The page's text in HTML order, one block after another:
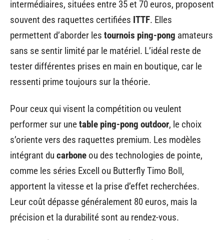
intermédiaires, situées entre 35 et 70 euros, proposent
souvent des raquettes certifiées ITTF. Elles
permettent d’aborder les tournois ping-pong amateurs
sans se sentir limité par le matériel. L’idéal reste de
tester différentes prises en main en boutique, car le
ressenti prime toujours sur la théorie.
Pour ceux qui visent la compétition ou veulent
performer sur unetable ping-pong outdoor, le choix
s’oriente vers des raquettes premium. Les modèles
intégrant du carbone ou des technologies de pointe,
comme les séries Excell ou Butterfly Timo Boll,
apportent la vitesse et la prise d’effet recherchées.
Leur coût dépasse généralement 80 euros, mais la
précision et la durabilité sont au rendez-vous.